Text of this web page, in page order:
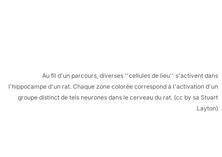
Au fil d'un parcours, diverses ''cellules de lieu'' s'activent dans
l'hippocampe d'un rat. Chaque zone colorée correspond à l'activation d'un
groupe distinct de tels neurones dans le cerveau du rat. (cc by sa Stuart
Layton)